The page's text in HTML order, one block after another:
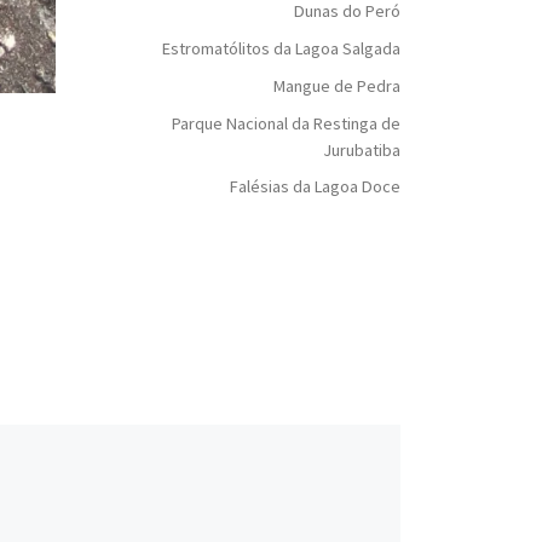
Dunas do Peró
Estromatólitos da Lagoa Salgada
Mangue de Pedra
Parque Nacional da Restinga de
Jurubatiba
Falésias da Lagoa Doce